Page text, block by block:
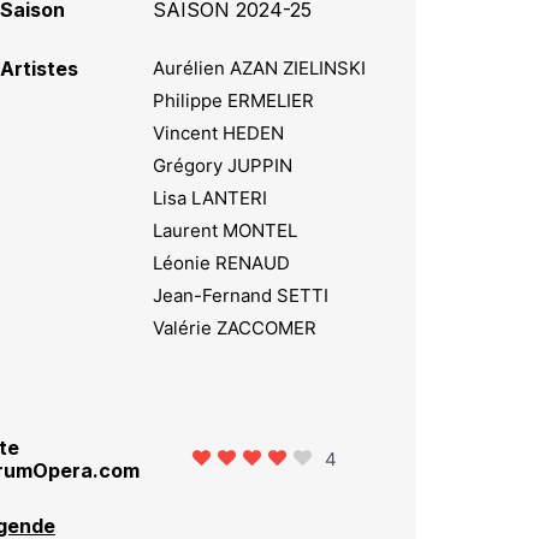
Saison SAISON 2024-25
Artistes
Aurélien AZAN ZIELINSKI
Philippe ERMELIER
Vincent HEDEN
Grégory JUPPIN
Lisa LANTERI
Laurent MONTEL
Léonie RENAUD
Jean-Fernand SETTI
Valérie ZACCOMER
4